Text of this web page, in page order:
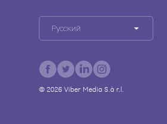
Русский
© 2026Viber Media S.à r.l.